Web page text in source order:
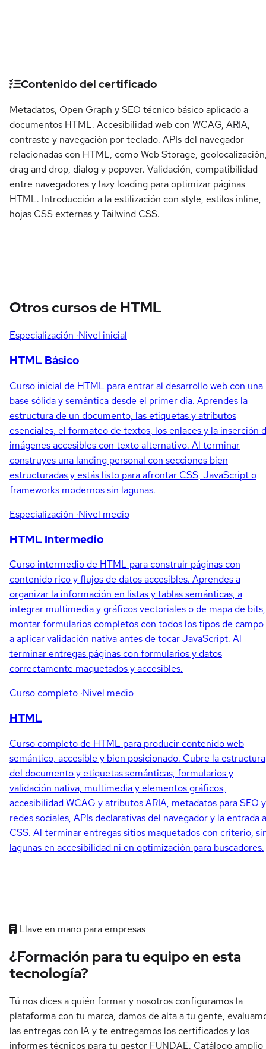
Detalles del curso
Contenido del certificado
Metadatos, Open Graph y SEO técnico básico aplicado a
documentos HTML. Accesibilidad web con WCAG, ARIA,
contraste y navegación por teclado. APIs del navegador
relacionadas con HTML, como Web Storage,
drag and drop, dialog y popover. Validación, compatibilidad
entre navegadores y lazy loading para optimizar páginas
HTML. Introducción a la estilización con style, estilos inline,
hojas CSS externas y Tailwind CSS.
Otros cursos de HTML
Especialización ·Nivel inicial
HTML Básico
Curso inicial de HTML para entrar al desarrollo web con una
base sólida y semántica desde el primer día. Aprendes la
estructura de un documento, las etiquetas y atributos
esenciales, el formateo de textos, los enlaces y la inserción
imágenes accesibles con texto alternativo. Al terminar
construyes una landing personal con secciones bien
estructuradas y estás listo para afrontar CSS, JavaScript o
frameworks modernos sin lagunas.
Especialización ·Nivel medio
HTML Intermedio
Curso intermedio de HTML para construir páginas con
contenido rico y flujos de datos accesibles. Aprendes a
organizar la información en listas y tablas semánticas, a
integrar multimedia y gráficos vectoriales o de mapa de
montar formularios completos con todos los tipos de campo
a aplicar validación nativa antes de tocar JavaScript. Al
terminar entregas páginas con formularios y datos
correctamente maquetados y accesibles.
Curso completo ·Nivel medio
HTML
Curso completo de HTML para producir contenido web
semántico, accesible y bien posicionado. Cubre la estructura
del documento y etiquetas semánticas, formularios y
validación nativa, multimedia y elementos gráficos,
accesibilidad WCAG y atributos ARIA, metadatos para SEO y
redes sociales, APIs declarativas del navegador y la entrada a
CSS. Al terminar entregas sitios maquetados con criterio,
lagunas en accesibilidad ni en optimización para buscadores.
Llave en mano para empresas
¿Formación para tu equipo en esta
tecnología?
Tú nos dices a quién formar y nosotros configuramos la
plataforma con tu marca, damos de alta a tu gente,
las entregas con IA y te entregamos los certificados y los
informes técnicos para tu gestor FUNDAE. Catálogo amplio